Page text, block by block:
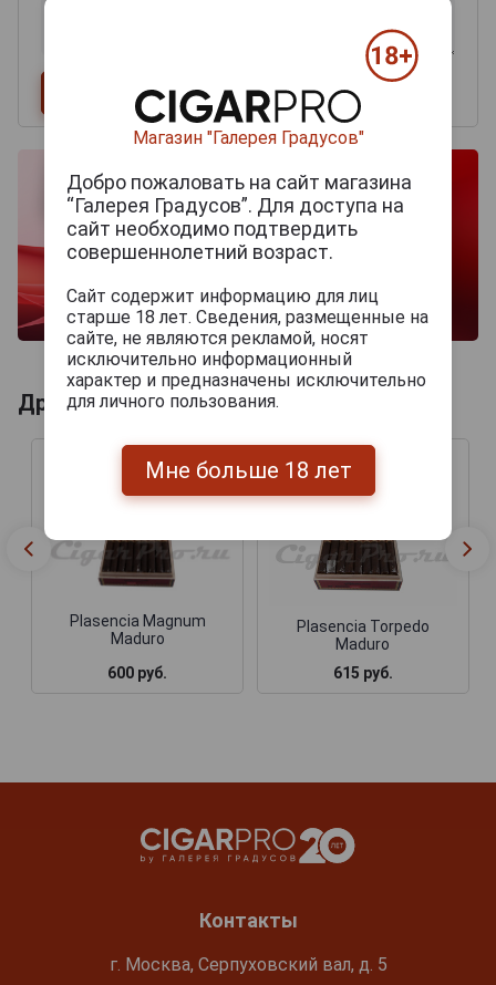
Другие продукты бренда PLASENCIA
Plasencia Magnum
Maduro
600 руб.
Plasencia Torpedo
Maduro
615 руб.
Контакты
г. Москва, Серпуховский вал, д. 5
Магазин "Галерея Градусов"
Добро пожаловать на сайт магазина
“Галерея Градусов”. Для доступа на
сайт необходимо подтвердить
совершеннолетний возраст.
Сайт содержит информацию для лиц
старше 18 лет. Сведения, размещенные на
сайте, не являются рекламой, носят
исключительно информационный
характер и предназначены исключительно
для личного пользования.
Мне больше 18 лет